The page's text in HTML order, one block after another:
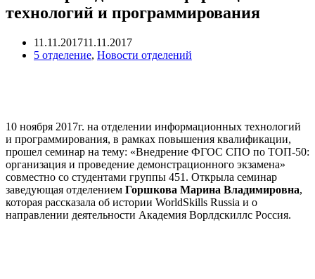
технологий и программирования
11.11.201711.11.2017
5 отделение, Новости отделений
10 ноября 2017г. на отделении информационных технологий
и программирования, в рамках повышения квалификации,
прошел семинар на тему: «Внедрение ФГОС СПО по ТОП-50:
организация и проведение демонстрационного экзамена»
совместно со студентами группы 451. Открыла семинар
заведующая отделением Горшкова Марина Владимировна,
которая рассказала об истории WorldSkills Russia и о
направлении деятельности Академия Ворлдскиллс Россия.